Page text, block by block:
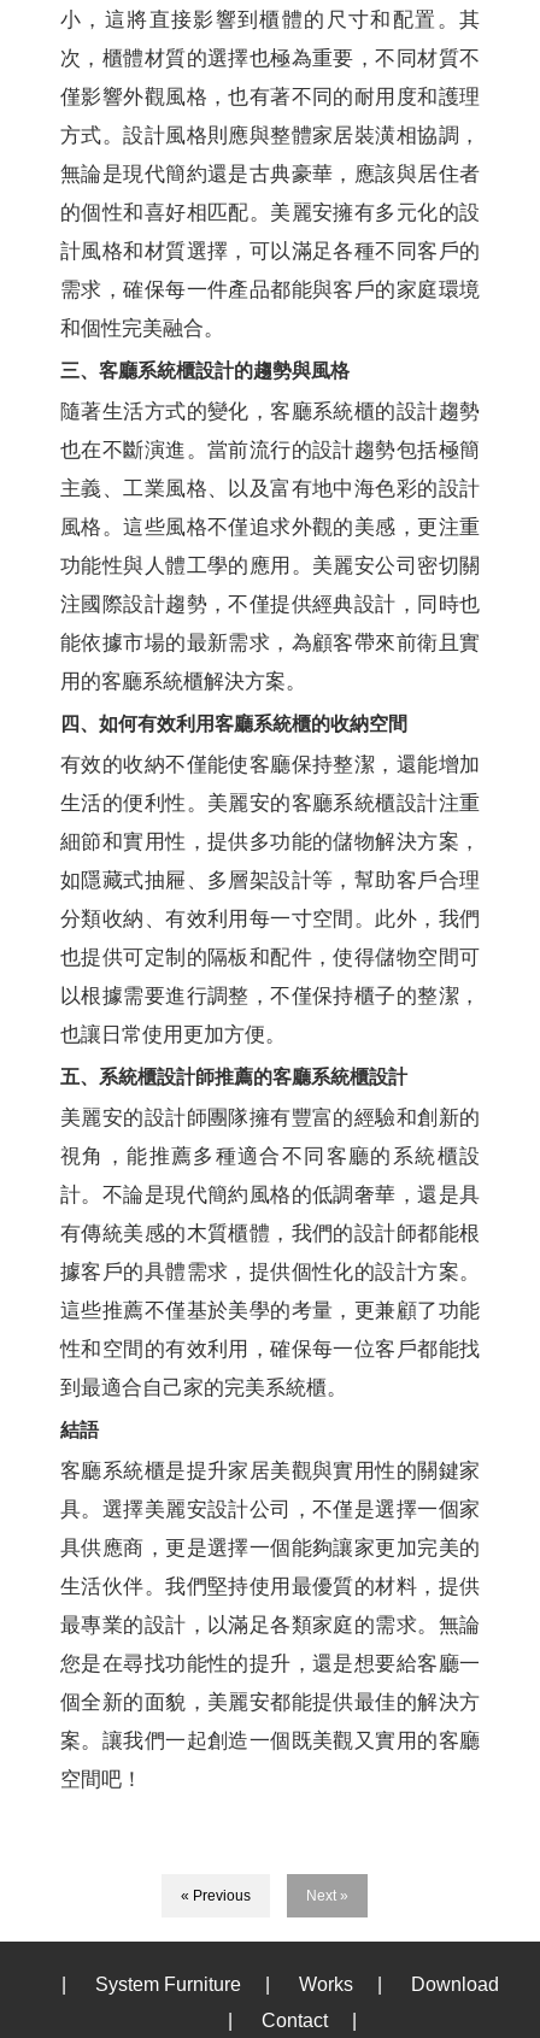
小，這將直接影響到櫃體的尺寸和配置。其
次，櫃體材質的選擇也極為重要，不同材質不
僅影響外觀風格，也有著不同的耐用度和護理
方式。設計風格則應與整體家居裝潢相協調，
無論是現代簡約還是古典豪華，應該與居住者
的個性和喜好相匹配。美麗安擁有多元化的設
計風格和材質選擇，可以滿足各種不同客戶的
需求，確保每一件產品都能與客戶的家庭環境
和個性完美融合。
三、客廳系統櫃設計的趨勢與風格
隨著生活方式的變化，客廳系統櫃的設計趨勢
也在不斷演進。當前流行的設計趨勢包括極簡
主義、工業風格、以及富有地中海色彩的設計
風格。這些風格不僅追求外觀的美感，更注重
功能性與人體工學的應用。美麗安公司密切關
注國際設計趨勢，不僅提供經典設計，同時也
能依據市場的最新需求，為顧客帶來前衛且實
用的客廳系統櫃解決方案。
四、如何有效利用客廳系統櫃的收納空間
有效的收納不僅能使客廳保持整潔，還能增加
生活的便利性。美麗安的客廳系統櫃設計注重
細節和實用性，提供多功能的儲物解決方案，
如隱藏式抽屜、多層架設計等，幫助客戶合理
分類收納、有效利用每一寸空間。此外，我們
也提供可定制的隔板和配件，使得儲物空間可
以根據需要進行調整，不僅保持櫃子的整潔，
也讓日常使用更加方便。
五、系統櫃設計師推薦的客廳系統櫃設計
美麗安的設計師團隊擁有豐富的經驗和創新的
視角，能推薦多種適合不同客廳的系統櫃設
計。不論是現代簡約風格的低調奢華，還是具
有傳統美感的木質櫃體，我們的設計師都能根
據客戶的具體需求，提供個性化的設計方案。
這些推薦不僅基於美學的考量，更兼顧了功能
性和空間的有效利用，確保每一位客戶都能找
到最適合自己家的完美系統櫃。
結語
客廳系統櫃是提升家居美觀與實用性的關鍵家
具。選擇美麗安設計公司，不僅是選擇一個家
具供應商，更是選擇一個能夠讓家更加完美的
生活伙伴。我們堅持使用最優質的材料，提供
最專業的設計，以滿足各類家庭的需求。無論
您是在尋找功能性的提升，還是想要給客廳一
個全新的面貌，美麗安都能提供最佳的解決方
案。讓我們一起創造一個既美觀又實用的客廳
空間吧！
« Previous Next »
System Furniture Works
Download
Contact